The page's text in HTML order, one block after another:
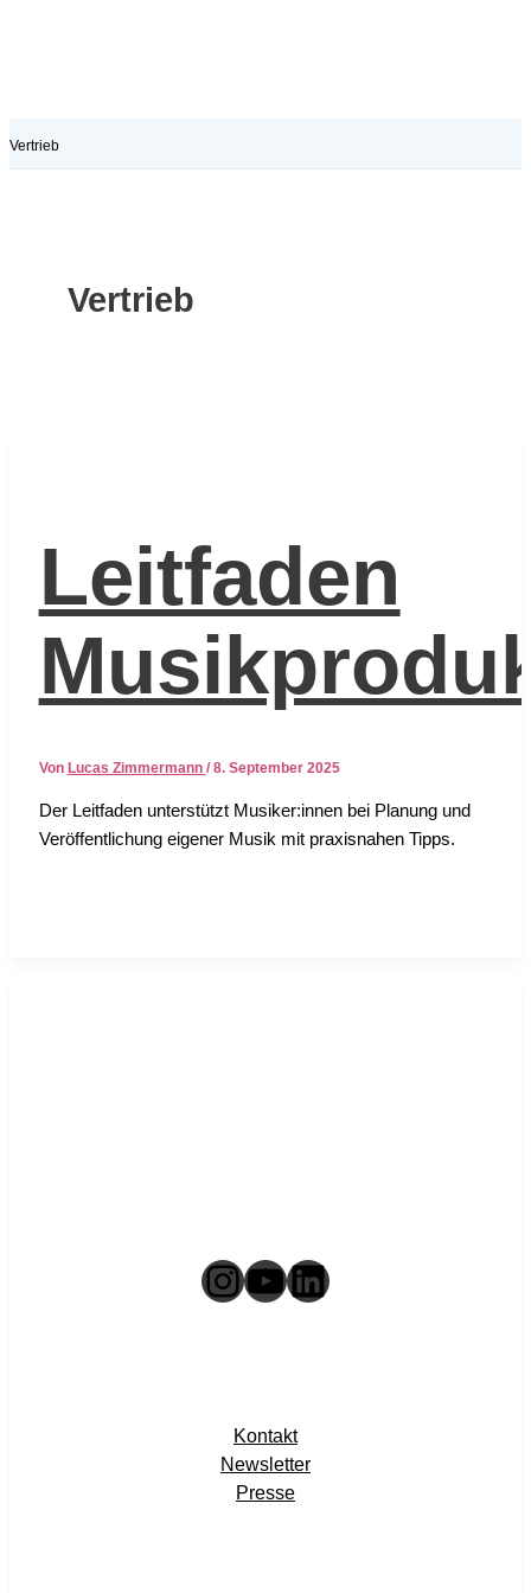
Vertrieb
Vertrieb
Leitfaden
Von Lucas Zimmermann / 8. September 2025
Der Leit­fa­den unter­stützt Musiker:innen bei Pla­nung und
Ver­öf­fent­li­chung eige­ner Musik mit pra­xis­na­hen Tipps.
Instagram
YouTube
LinkedIn
Kontakt
Newsletter
Presse